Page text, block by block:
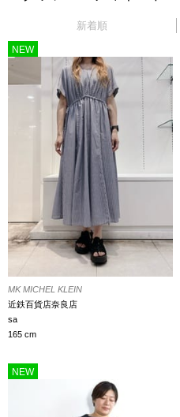
新着順
NEW
MK MICHEL KLEIN
近鉄百貨店奈良店
sa
165 cm
NEW